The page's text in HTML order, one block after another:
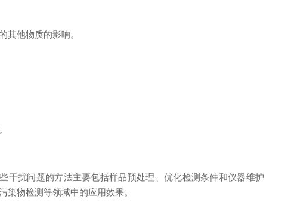
其他物质的影响。
干扰问题的方法主要包括样品预处理、优化检测条件和仪器维护
物检测等领域中的应用效果。